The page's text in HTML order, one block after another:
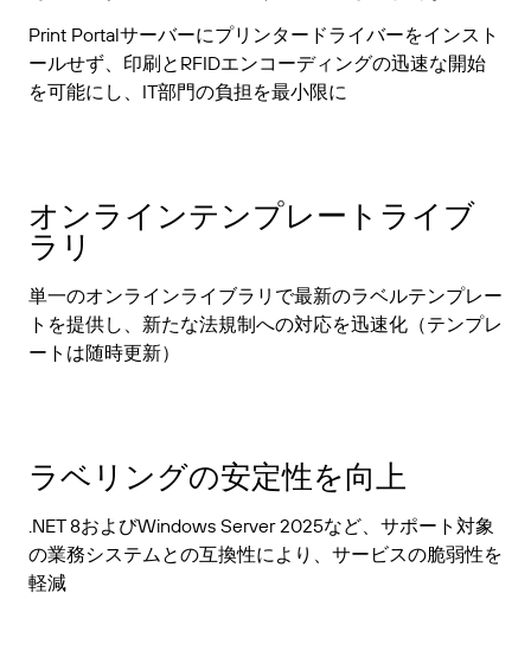
Print Portalサーバーにプリンタードライバーをインスト
ールせず、印刷とRFIDエンコーディングの迅速な開始
を可能にし、IT部門の負担を最小限に
オンラインテンプレートライブ
ラリ
単一のオンラインライブラリで最新のラベルテンプレー
トを提供し、新たな法規制への対応を迅速化（テンプレ
ートは随時更新）
ラベリングの安定性を向上
.NET 8およびWindows Server 2025など、サポート対象
の業務システムとの互換性により、サービスの脆弱性を
軽減